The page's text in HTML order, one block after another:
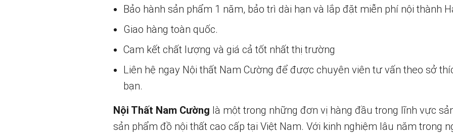
Bảo hành sản phẩm 1 năm, bảo trì dài hạn và lắp đặt miễn phí nội thành
Giao hàng toàn quốc.
Cam kết chất lượng và giá cả tốt nhất thị trường
Liên hệ ngay Nội thất Nam Cường để được chuyên viên tư vấn theo sở
bạn.
Nội Thất Nam Cường là một trong những đơn vị hàng đầu trong lĩnh vực
sản phẩm đồ nội thất cao cấp tại Việt Nam. Với kinh nghiệm lâu năm trong